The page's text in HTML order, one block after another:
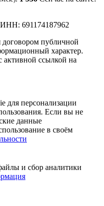
691174187962
договором публичной
характер.
активной ссылкой на
для персонализации
Если вы не
данные
в своём
и сбор аналитики